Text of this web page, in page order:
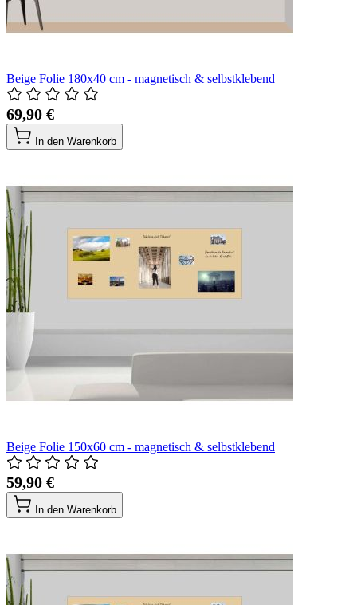
Beige Folie 180x40 cm - magnetisch & selbstklebend
69,90 €
In den Warenkorb
Beige Folie 150x60 cm - magnetisch & selbstklebend
59,90 €
In den Warenkorb